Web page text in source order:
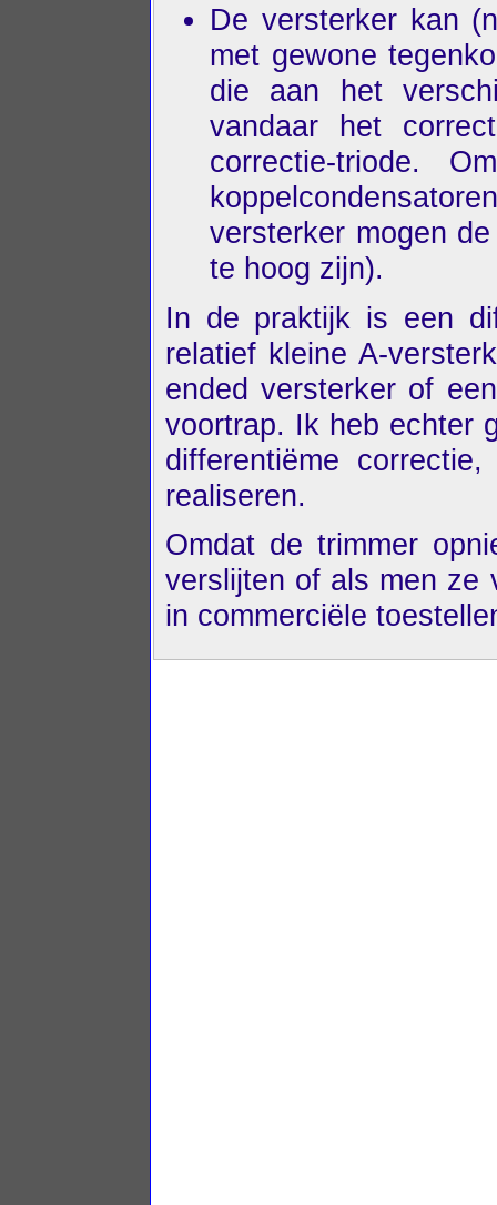
De versterker kan
met gewone
die aan het
vandaar het
correctie-triode.
versterker mogen
te hoog zijn).
In de praktijk is een
relatief kleine A-
ended versterker of
voortrap. Ik heb echter
differentiëme
realiseren.
Omdat de trimmer
verslijten of als men ze
in commerciële